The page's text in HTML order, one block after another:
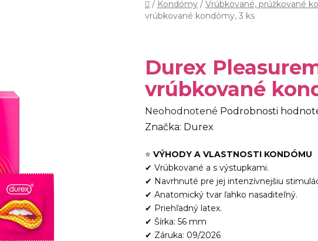
Domov
/ Kondómy / Vrúbkované, prúžkované
vrúbkované kondómy, 3 ks
Durex
vrúbkované
Priemerné
hodnotenie
je
0,0
5
hviezdičiek.
Neohodnotené Podrobnosti
Značka: Durex
⭐ VÝHODY A VLASTNOSTI KONDÓMU
✔ Vrúbkované a s výstupkami.
✔ Navrhnuté pre jej intenzívnejšiu
✔ Anatomický tvar ľahko nasaditeľný.
✔ Priehľadný latex.
✔ Šírka: 56 mm
✔ Záruka: 09/2026